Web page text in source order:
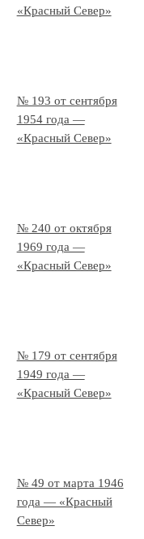
«Красный Север»
№ 193 от сентября
1954 года —
«Красный Север»
№ 240 от октября
1969 года —
«Красный Север»
№ 179 от сентября
1949 года —
«Красный Север»
№ 49 от марта 1946
года — «Красный
Север»